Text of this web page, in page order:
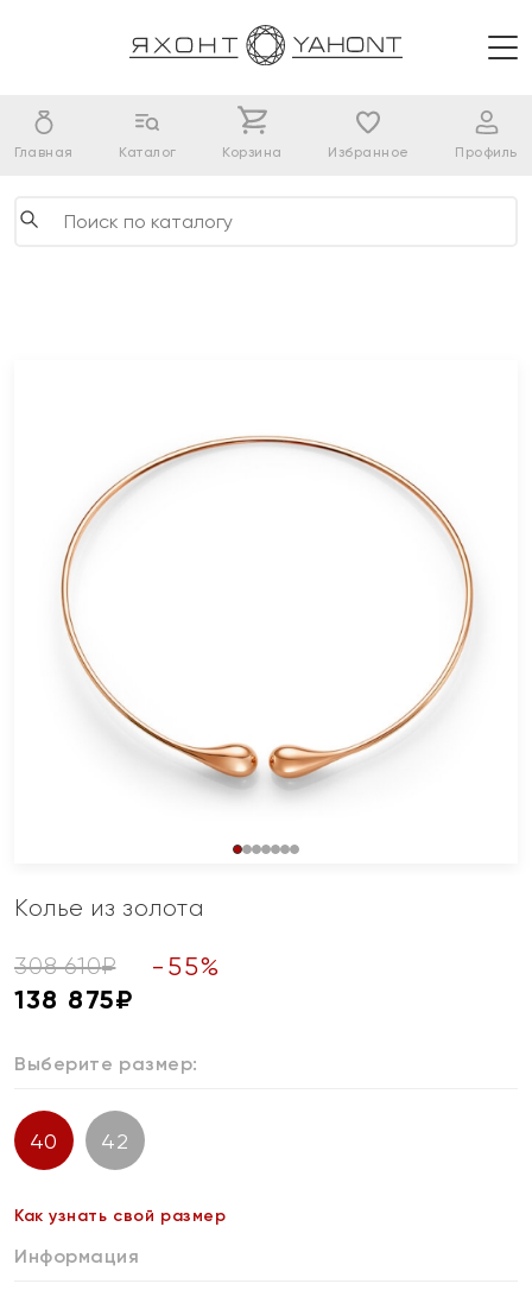
Главная Каталог Корзина Избранное Профиль
Колье из золота
308 610₽ - 55%
138 875₽
Выберите размер:
40 42
Как узнать свой размер
Информация